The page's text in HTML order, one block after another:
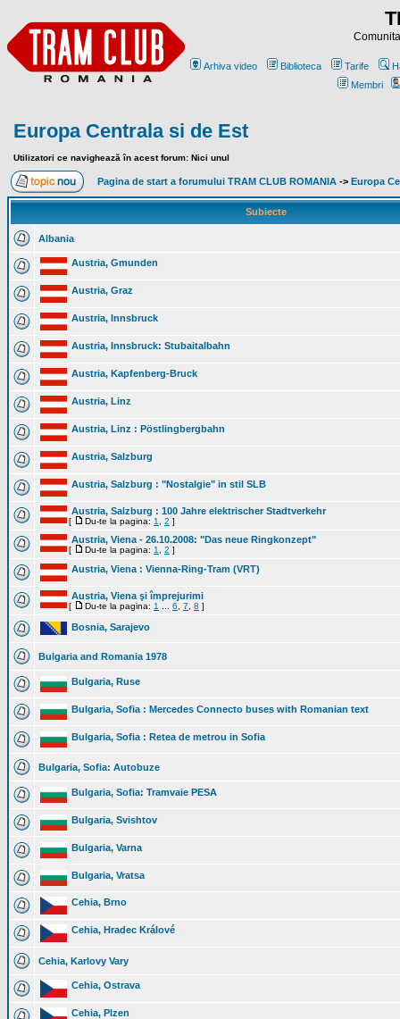
Arhiva video Biblioteca Tarife
Membri
Europa Centrala si de Est
Utilizatori ce navighează în acest forum: Nici unul
Pagina de start a forumului TRAM CLUB ROMANIA -> Europa
Subiecte
Albania
Austria, Gmunden
Austria, Graz
Austria, Innsbruck
Austria, Innsbruck: Stubaitalbahn
Austria, Kapfenberg-Bruck
Austria, Linz
Austria, Linz : Pöstlingbergbahn
Austria, Salzburg
Austria, Salzburg : "Nostalgie" in stil SLB
Austria, Salzburg : 100 Jahre elektrischer Stadtverkehr
[ Du-te la pagina: 1 2 ]
Austria, Viena - 26.10.2008: "Das neue Ringkonzept"
[ Du-te la pagina: 1 2 ]
Austria, Viena : Vienna-Ring-Tram (VRT)
Austria, Viena şi împrejurimi
[ Du-te la pagina: 1 6 7 8 ]
Bosnia, Sarajevo
Bulgaria and Romania 1978
Bulgaria, Ruse
Bulgaria, Sofia : Mercedes Connecto buses with Romanian text
Bulgaria, Sofia : Retea de metrou in Sofia
Bulgaria, Sofia: Autobuze
Bulgaria, Sofia: Tramvaie PESA
Bulgaria, Svishtov
Bulgaria, Varna
Bulgaria, Vratsa
Cehia, Brno
Cehia, Hradec Králové
Cehia, Karlovy Vary
Cehia, Ostrava
Cehia, Plzen